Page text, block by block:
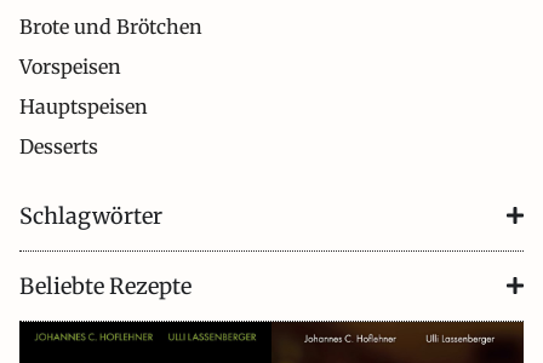
Brote und Brötchen
Vorspeisen
Hauptspeisen
Desserts
Schlagwörter
Beliebte Rezepte